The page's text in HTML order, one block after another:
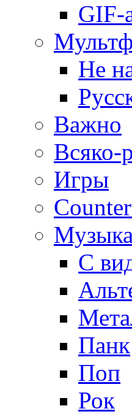
GIF-
Не
Важно
Всяко-
Игры
Музыка
С
Панк
Поп
Рок